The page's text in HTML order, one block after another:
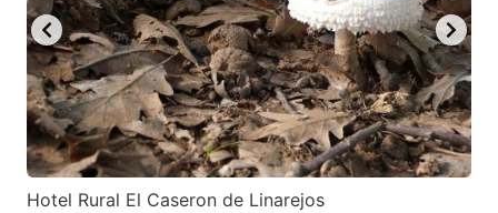
Hotel Rural El Caseron de Linarejos